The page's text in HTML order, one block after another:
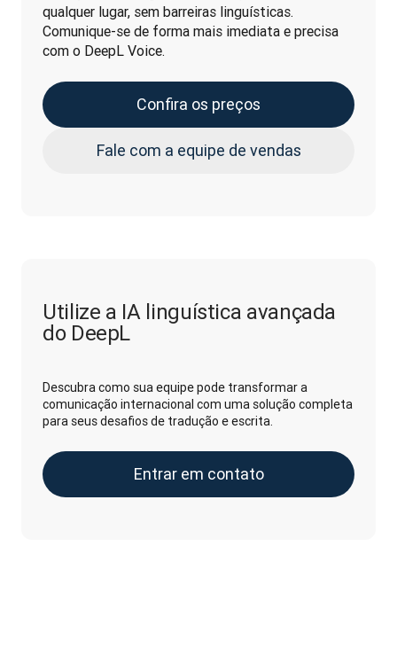
qualquer lugar, sem barreiras linguísticas.
Comunique-se de forma mais imediata e precisa
com o DeepL Voice.
Confira os preços
Fale com a equipe de vendas
Utilize a IA linguística avançada
do DeepL
Descubra como sua equipe pode transformar a
comunicação internacional com uma solução completa
para seus desafios de tradução e escrita.
Entrar em contato